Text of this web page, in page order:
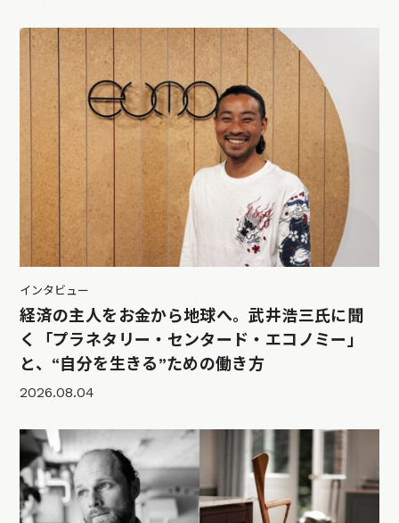
インタビュー
経済の主人をお金から地球へ。武井浩三氏に聞
く「プラネタリー・センタード・エコノミー」
と、“自分を生きる”ための働き方
2026.08.04